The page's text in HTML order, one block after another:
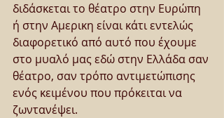
διδάσκεται το θέατρο στην Ευρώπη
ή στην Αμερικη είναι κάτι εντελώς
διαφορετικό από αυτό που έχουμε
στο μυαλό μας εδώ στην Ελλάδα σαν
θέατρο, σαν τρόπο αντιμετώπισης
ενός κειμένου που πρόκειται να
ζωντανέψει.